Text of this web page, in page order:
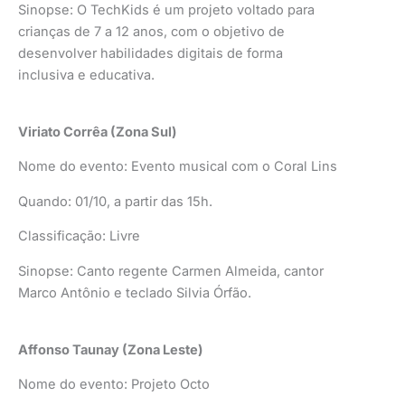
Sinopse: O TechKids é um projeto voltado para
crianças de 7 a 12 anos, com o objetivo de
desenvolver habilidades digitais de forma
inclusiva e educativa.
Viriato Corrêa (Zona Sul)
Nome do evento: Evento musical com o Coral Lins
Quando: 01/10, a partir das 15h.
Classificação: Livre
Sinopse: Canto regente Carmen Almeida, cantor
Marco Antônio e teclado Silvia Órfão.
Affonso Taunay (Zona Leste)
Nome do evento: Projeto Octo